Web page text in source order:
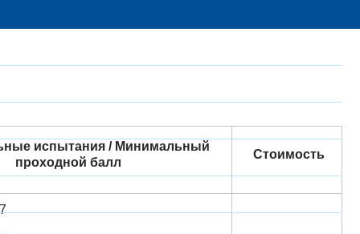
испытания / Минимальный
проходной балл
Стоимость